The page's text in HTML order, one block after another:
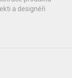
a designéři